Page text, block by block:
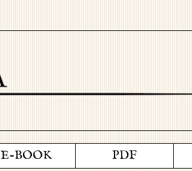
E-BOOK PDF